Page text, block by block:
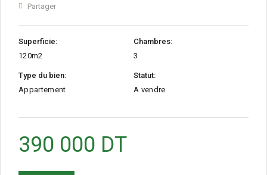
Partager
Superficie:
120m2
Chambres:
3
Type du bien:
Appartement
Statut:
A vendre
390 000 DT